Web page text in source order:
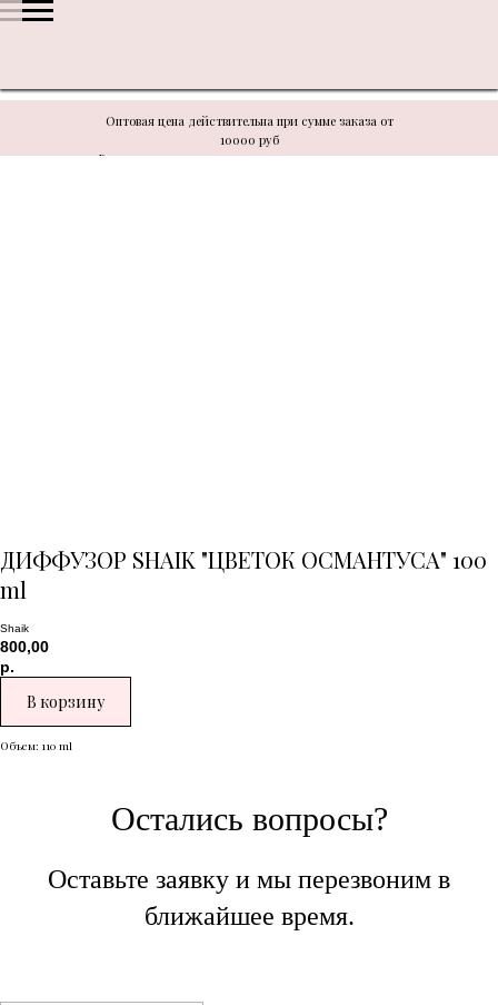
Оптовая цена действительна при сумме заказа от
10000 руб
В связи с техническими моментами цену уточнять у
ДИФФУЗОР SHAIK "ЦВЕТОК ОСМАНТУСА" 100
ml
Shaik
800,00
р.
В корзину
Объем: 110 ml
Остались вопросы?
Оставьте заявку и мы перезвоним в
ближайшее время.